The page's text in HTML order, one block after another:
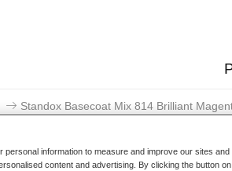
Standox Basecoat Mix 814 Brilliant
personal information to measure and improve our sites
content and advertising. By clicking the button